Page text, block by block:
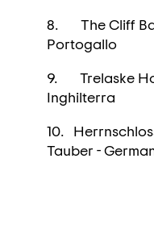
8. The Cliff
Portogallo
9. Trelaske
Inghilterra
10.
Tauber -